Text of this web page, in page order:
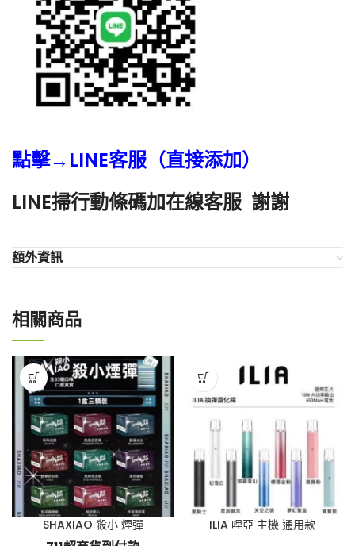
點擊→LINE客服（直接添加）
LINE掃行動條碼加在線客服 謝謝
額外資訊
相關商品
SHAXIAO 殺小 煙彈 ILIA 哩亞 主機 通用款